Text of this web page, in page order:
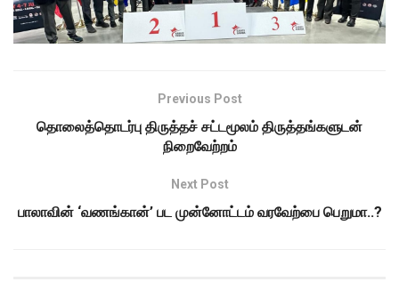
Previous Post
தொலைத்தொடர்பு திருத்தச் சட்டமூலம் திருத்தங்களுடன்
நிறைவேற்றம்
Next Post
பாலாவின் ‘வணங்கான்’ பட முன்னோட்டம் வரவேற்பை பெறுமா..?